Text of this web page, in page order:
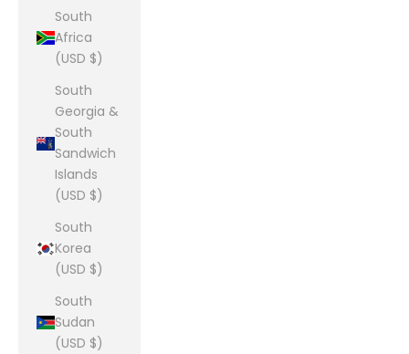
South
Africa
(USD $)
South
Georgia &
South
Sandwich
Islands
(USD $)
South
Korea
(USD $)
South
Sudan
(USD $)